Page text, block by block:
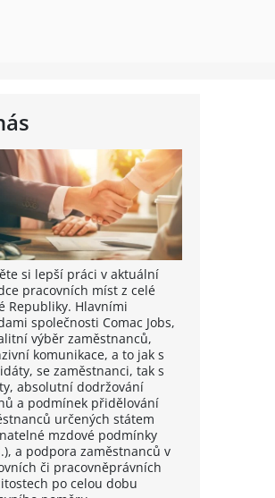
si lepší práci v aktuální
pracovních míst z celé
Republiky. Hlavními
společnosti Comac Jobs,
výběr zaměstnanců,
komunikace, a to jak s
se zaměstnanci, tak s
absolutní dodržování
a podmínek přidělování
určených státem
mzdové podmínky
a podpora zaměstnanců v
či pracovněprávních
po celou dobu